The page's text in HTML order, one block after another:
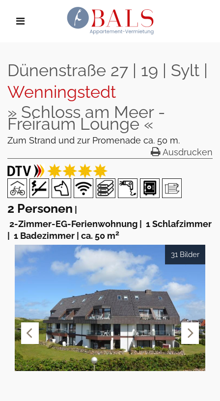
Dünenstraße 27 | 19 | Sylt |
Wenningstedt
» Schloss am Meer -
Freiraum Lounge «
Zum Strand und zur Promenade ca. 50 m.
Ausdrucken
2 Personen
2-Zimmer-EG-Ferienwohnung
1 Schlafzimmer
1 Badezimmer ca. 50 m2
31 Bilder